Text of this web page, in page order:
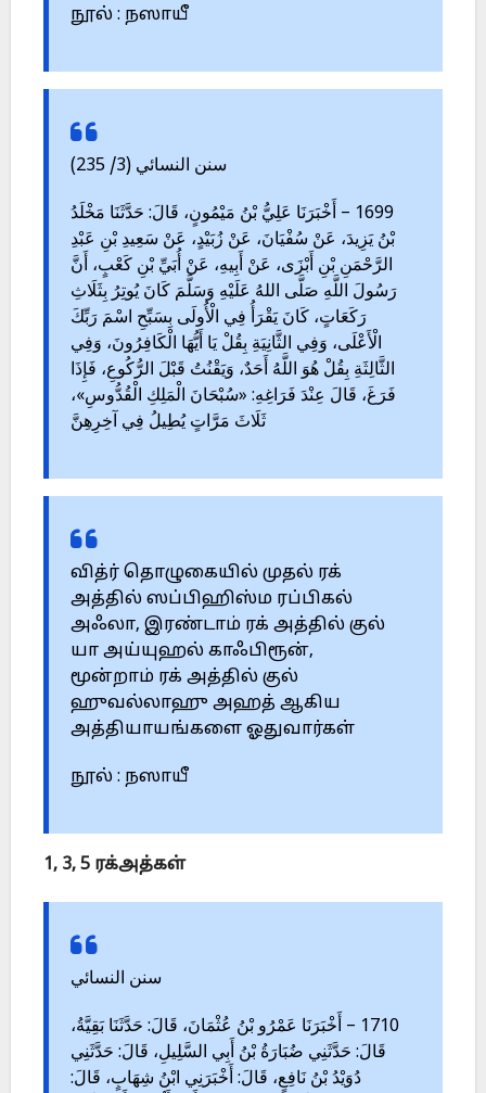
நூல் : நஸாயீ
سنن النسائي (3/ 235)
1699 – أَخْبَرَنَا عَلِيُّ بْنُ مَيْمُونٍ، قَالَ: حَدَّثَنَا مَخْلَدُ
بْنُ يَزِيدَ، عَنْ سُفْيَانَ، عَنْ زُبَيْدٍ، عَنْ سَعِيدِ بْنِ عَبْدِ
الرَّحْمَنِ بْنِ أَبْزَى، عَنْ أَبِيهِ، عَنْ أُبَيِّ بْنِ كَعْبٍ، أَنَّ
رَسُولَ اللَّهِ صَلَّى اللهُ عَلَيْهِ وَسَلَّمَ كَانَ يُوتِرُ بِثَلَاثِ
رَكَعَاتٍ، كَانَ يَقْرَأُ فِي الْأُولَى بِسَبِّحِ اسْمَ رَبِّكَ
الْأَعْلَى، وَفِي الثَّانِيَةِ بِقُلْ يَا أَيُّهَا الْكَافِرُونَ، وَفِي
الثَّالِثَةِ بِقُلْ هُوَ اللَّهُ أَحَدٌ، وَيَقْنُتُ قَبْلَ الرُّكُوعِ، فَإِذَا
فَرَغَ، قَالَ عِنْدَ فَرَاغِهِ: «سُبْحَانَ الْمَلِكِ الْقُدُّوسِ»،
ثَلَاثَ مَرَّاتٍ يُطِيلُ فِي آخِرِهِنَّ
வித்ர் தொழுகையில் முதல் ரக்
அத்தில் ஸப்பிஹிஸ்ம ரப்பிகல்
அஃலா, இரண்டாம் ரக் அத்தில் குல்
யா அய்யுஹல் காஃபிரூன்,
மூன்றாம் ரக் அத்தில் குல்
ஹுவல்லாஹு அஹத் ஆகிய
அத்தியாயங்களை ஓதுவார்கள்
நூல் : நஸாயீ
1, 3, 5 ரக்அத்கள்
سنن النسائي
1710 – أَخْبَرَنَا عَمْرُو بْنُ عُثْمَانَ، قَالَ: حَدَّثَنَا بَقِيَّةُ،
قَالَ: حَدَّثَنِي ضُبَارَةُ بْنُ أَبِي السَّلِيلِ، قَالَ: حَدَّثَنِي
دُوَيْدُ بْنُ نَافِعٍ، قَالَ: أَخْبَرَنِي ابْنُ شِهَابٍ، قَالَ: